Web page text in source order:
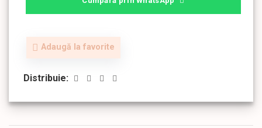
Adaugă la favorite
Distribuie: